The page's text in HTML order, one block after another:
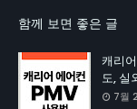
함께 보면 좋은 글
캐리
도, 실
7월